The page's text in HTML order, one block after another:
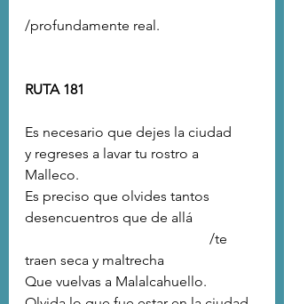
/profundamente real.
RUTA 181
Es necesario que dejes la ciudad
y regreses a lavar tu rostro a
Malleco.
Es preciso que olvides tantos
desencuentros que de allá
traen seca y maltrecha
Que vuelvas a Malalcahuello.